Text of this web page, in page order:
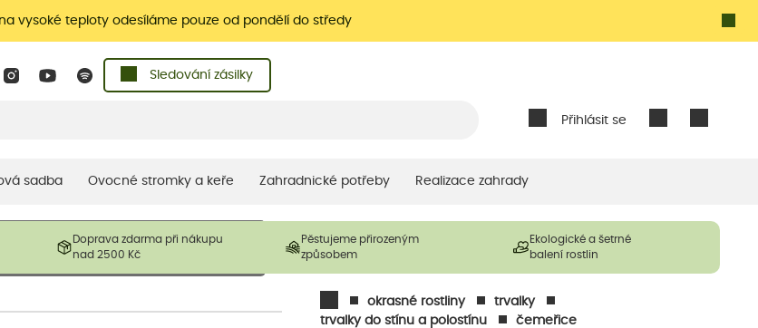
vysoké teploty odesíláme pouze od pondělí do středy
Přihlásit se
Sledování zásilky
sadba Ovocné stromky a keře Zahradnické potřeby Realizace zahrady
Doprava zdarma při nákupu
nad 2500 Kč
Pěstujeme přirozeným
způsobem
Ekologické a šetrné
balení rostlin
okrasné rostliny
trvalky
trvalky do stínu a polostínu
čemeřice
V závislosti na sezónnosti mohou být
být také sestřiženy níže, než je uvedená